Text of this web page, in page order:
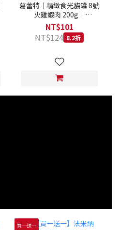
葛蕾特｜精緻食光貓罐 8號
火雞蝦肉 200g｜
GranataPet 200克 主食罐
無穀罐 無膠罐 主食貓罐 德
罐
NT$101
NT$124 8.2折
買一送一